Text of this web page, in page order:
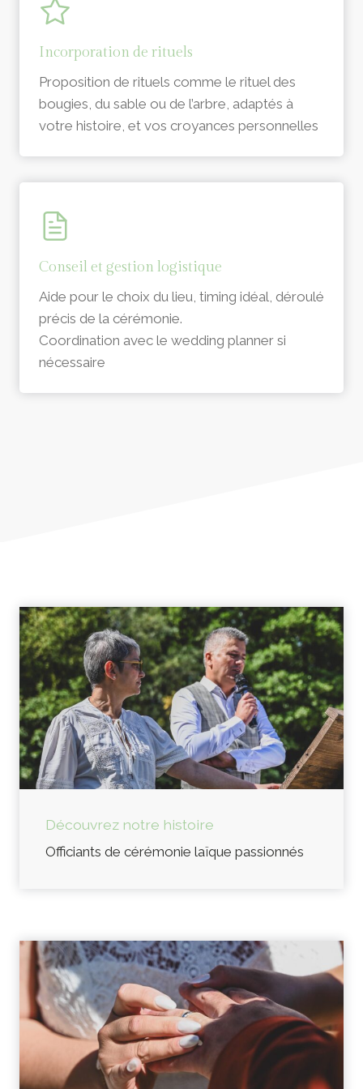
Incorporation de rituels
Proposition de rituels comme le rituel des
bougies, du sable ou de l’arbre, adaptés à
votre histoire, et vos croyances personnelles
Conseil et gestion logistique
Aide pour le choix du lieu, timing idéal, déroulé
précis de la cérémonie.
Coordination avec le wedding planner si
nécessaire
Découvrez notre histoire
Officiants de cérémonie laïque passionnés